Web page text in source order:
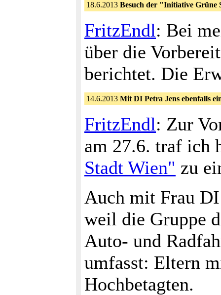
18.6.2013 Besuch der "Initiative Grüne
FritzEndl: Bei
über die
berichtet. Die
14.6.2013 Mit DI Petra Jens ebenfalls
FritzEndl: Zur
am 27.6. traf ich
Stadt Wien" zu
Auch mit Frau
weil die Gruppe
Auto- und
umfasst: Eltern
Hochbetagten.